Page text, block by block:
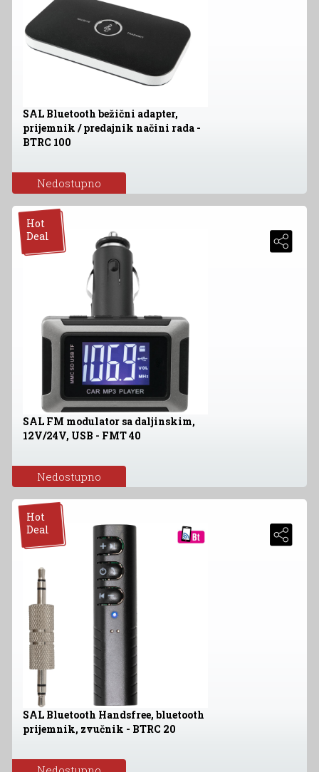
SAL Bluetooth bežični adapter,
prijemnik / predajnik načini rada -
BTRC 100
Nedostupno
Hot
Deal
SAL FM modulator sa daljinskim,
12V/24V, USB - FMT 40
Nedostupno
Hot
Deal
SAL Bluetooth Handsfree, bluetooth
prijemnik, zvučnik - BTRC 20